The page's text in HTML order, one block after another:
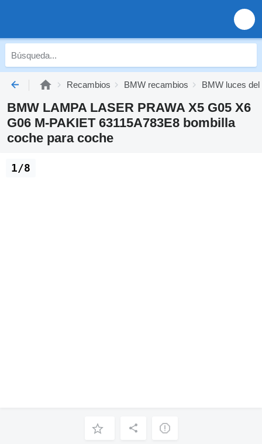
Recambios BMW recambios BMW luces del
BMW LAMPA LASER PRAWA X5 G05 X6
G06 M-PAKIET 63115A783E8 bombilla
coche para coche
1/8